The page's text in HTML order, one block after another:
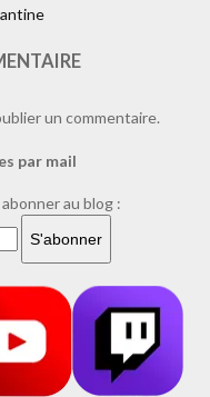
like.php?
murale-pour-enfants-
un commentaire.
par mail
au blog :